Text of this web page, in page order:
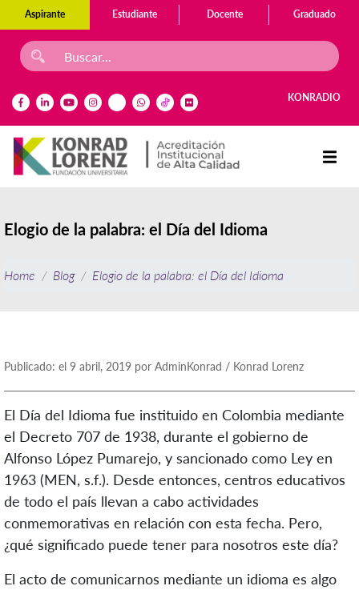
Aspirante Estudiante Docente Graduado
KONRADIO
Elogio de la palabra: el Día del Idioma
Home Blog Elogio de la palabra: el Día del Idioma
Publicado: el 9 abril, 2019 por AdminKonrad / Konrad Lorenz
El Día del Idioma fue instituido en Colombia mediante
el Decreto 707 de 1938, durante el gobierno de
Alfonso López Pumarejo, y sancionado como Ley en
1963 (MEN, s.f.). Desde entonces, centros educativos
de todo el país llevan a cabo actividades
conmemorativas en relación con esta fecha. Pero,
¿qué significado puede tener para nosotros este día?
El acto de comunicarnos mediante un idioma es algo